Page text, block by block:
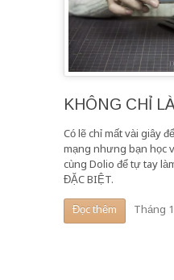
KHÔNG CHỈ
Có lẽ chỉ mất vài giây
mạng nhưng bạn học
cùng Dolio để tự tay
ĐẶC BIỆT.
Đọc thêm Tháng